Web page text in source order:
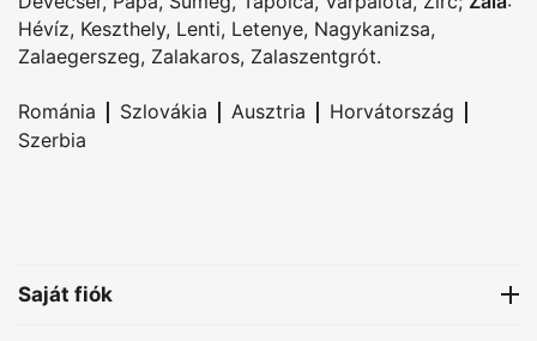
Hévíz, Keszthely, Lenti, Letenye, Nagykanizsa,
Zalaegerszeg, Zalakaros, Zalaszentgrót.
Románia | Szlovákia | Ausztria | Horvátország |
Szerbia
Saját fiók